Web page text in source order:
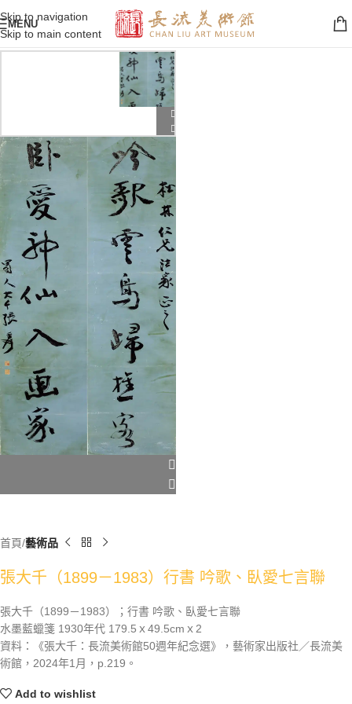
Skip to navigation
Skip to main content
MENU
首頁 藝術品
張大千（1899－1983）行書 吟歌、臥愛七言聯
張大千（1899－1983）；行書 吟歌、臥愛七言聯
水墨藍蠟箋 1930年代 179.5ｘ49.5cmｘ2
資料：《張大千：長流美術館50週年紀念選》，藝術家出版社／長流美
術館，2024年1月，p.219。
Add to wishlist